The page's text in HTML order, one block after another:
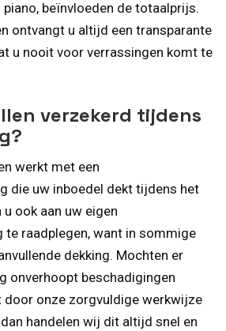
piano, beïnvloeden de totaalprijs.
ontvangt u altijd een transparante
u nooit voor verrassingen komt te
verzekerd tijdens
werkt met een
die uw inboedel dekt tijdens het
ook aan uw eigen
te raadplegen, want in sommige
dekking. Mochten er
onverhoopt beschadigingen
onze zorgvuldige werkwijze
handelen wij dit altijd snel en